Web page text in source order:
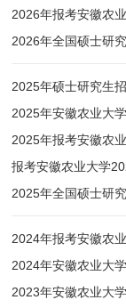
2026年报考安徽农
2026年全国硕士研
2025年硕士研究生
2025年安徽农业大
2025年报考安徽农
报考安徽农业大学
2025年全国硕士研
2024年报考安徽农
2024年安徽农业大
2023年安徽农业大